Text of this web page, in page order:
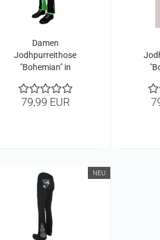
Damen
Jodhpurreithose
"Bohemian" in
79,99 EUR
NEU